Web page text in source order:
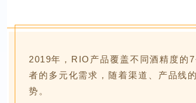
2019年，RIO产品覆盖不同酒精度的
者的多元化需求，随着渠道、产品线
势。